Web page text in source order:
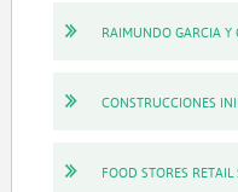
RAIMUNDO GARCIA Y
CONSTRUCCIONES
FOOD STORES RETAIL